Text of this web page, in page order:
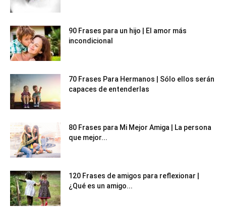
90 Frases para un hijo | El amor más
incondicional
70 Frases Para Hermanos | Sólo ellos serán
capaces de entenderlas
80 Frases para Mi Mejor Amiga | La persona
que mejor...
120 Frases de amigos para reflexionar |
¿Qué es un amigo...